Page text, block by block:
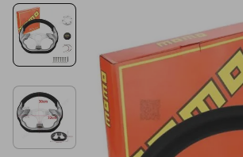
lavadoras
colchones
salas